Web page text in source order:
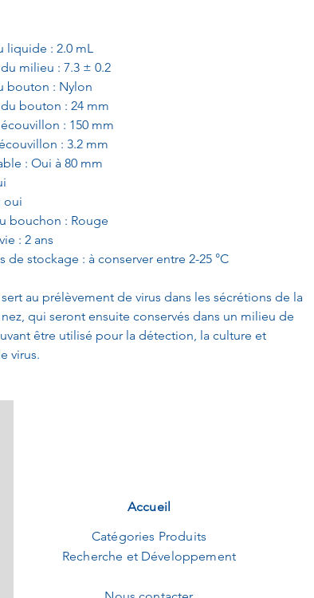
liquide : 2.0 mL
milieu : 7.3 ± 0.2
bouton : Nylon
bouton : 24 mm
: 150 mm
: 3.2 mm
: Oui à 80 mm
oui
bouchon : Rouge
: 2 ans
de stockage : à conserver entre 2-25 °C
au prélèvement de virus dans les sécrétions de la
qui seront ensuite conservés dans un milieu de
être utilisé pour la détection, la culture et
virus.
Accueil
Catégories Produits
Recherche et Développement